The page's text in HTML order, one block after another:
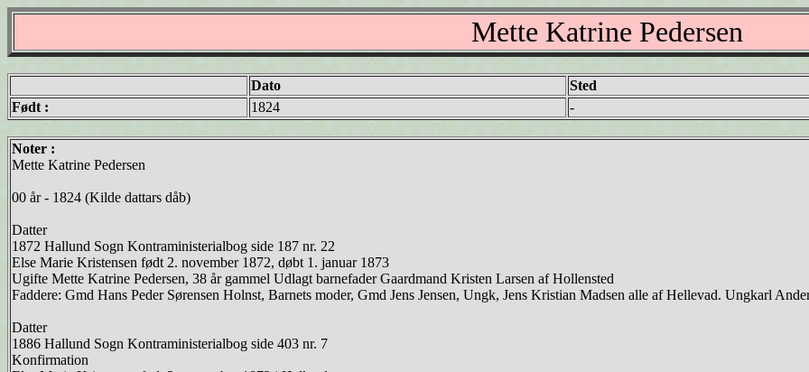
Mette Katrine Pedersen
Dato Sted
Født :
1824 -
Noter :
Mette Katrine Pedersen
00 år - 1824 (Kilde dattars dåb)
Datter
1872 Hallund Sogn Kontraministerialbog side 187 nr. 22
Else Marie Kristensen født 2. november 1872, døbt 1. januar 1873
Ugifte Mette Katrine Pedersen, 38 år gammel Udlagt barnefader Gaardmand Kristen Larsen af Hollensted
Faddere: Gmd Hans Peder Sørensen Holnst, Barnets moder, Gmd Jens Jensen, Ungk, Jens Kristian Madsen alle af Hellevad. Ungkarl
Datter
1886 Hallund Sogn Kontraministerialbog side 403 nr. 7
Konfirmation